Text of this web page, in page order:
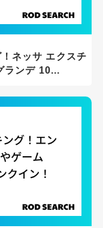
ネッサ エクスチ
ランデ 10...